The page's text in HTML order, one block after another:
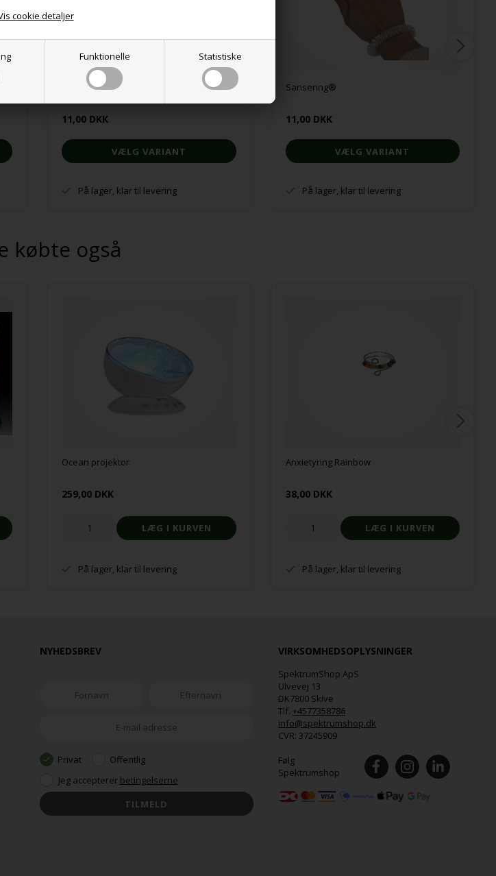
Funktionelle Statistiske
cookie detaljer
Sansering® Guldfarvet
11,00 DKK
VÆLG VARIANT
På lager, klar til levering
Sansering®
11,00 DKK
VÆLG VARIANT
På lager, klar til levering
købte også
Ocean projektor
259,00 DKK
På lager, klar til levering
Anxietyring Rainbow
38,00 DKK
På lager, klar til levering
NYHEDSBREV
Privat
Offentlig
Jeg accepterer betingelserne
VIRKSOMHEDSOPLYSNINGER
SpektrumShop ApS
Ulvevej 13
DK7800 Skive
Tlf.+4577358786
info@spektrumshop.dk
CVR: 37245909
Følg
Spektrumshop